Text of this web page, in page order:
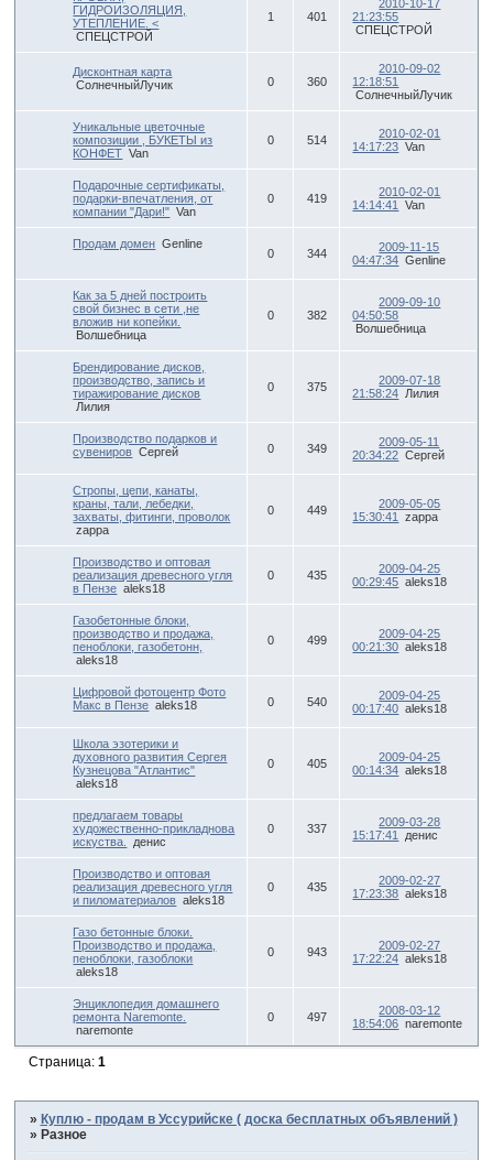
ГИДРОИЗОЛЯЦИЯ,
УТЕПЛЕНИЕ. <
СПЕЦСТРОЙ
1 401
2010-10-17
21:23:55
СПЕЦСТРОЙ
Дисконтная карта
СолнечныйЛучик
0 360
2010-09-02
12:18:51
СолнечныйЛучик
Уникальные цветочные
композиции , БУКЕТЫ из
КОНФЕТ Van
0 514
2010-02-01
14:17:23 Van
Подарочные сертификаты,
подарки-впечатления, от
компании "Дари!" Van
0 419
2010-02-01
14:14:41
Van
Продам домен Genline
0 344
2009-11-15
04:47:34 Genline
Как за 5 дней построить
свой бизнес в сети ,не
вложив ни копейки.
Волшебница
0 382
2009-09-10
04:50:58
Волшебница
Брендирование дисков,
производство, запись и
тиражирование дисков
Лилия
0 375
2009-07-18
21:58:24 Лилия
Производство подарков и
сувениров Сергей 0 349
2009-05-11
20:34:22 Сергей
Стропы, цепи, канаты,
краны, тали, лебедки,
захваты, фитинги, проволок
zappa
0 449
2009-05-05
15:30:41
zappa
Производство и оптовая
реализация древесного угля
в Пензе aleks18
0 435
2009-04-25
00:29:45 aleks18
Газобетонные блоки,
производство и продажа,
пеноблоки, газобетонн,
aleks18
0 499
2009-04-25
00:21:30 aleks18
Цифровой фотоцентр Фото
Макс в Пензе aleks18 0 540
2009-04-25
00:17:40 aleks18
Школа эзотерики и
духовного развития Сергея
Кузнецова "Атлантис"
aleks18
0 405
2009-04-25
00:14:34 aleks18
предлагаем товары
художественно-прикладнова
искуства.
денис
0 337
2009-03-28
15:17:41
денис
Производство и оптовая
реализация древесного угля
и пиломатериалов aleks18
0 435
2009-02-27
17:23:38 aleks18
Газо бетонные блоки.
Производство и продажа,
пеноблоки, газоблоки
aleks18
0 943
2009-02-27
17:22:24 aleks18
Энциклопедия домашнего
ремонта Naremonte.
naremonte
0 497
2008-03-12
18:54:06 naremonte
Страница: 1
» Куплю - продам в Уссурийске ( доска бесплатных объявлений )
» Разное